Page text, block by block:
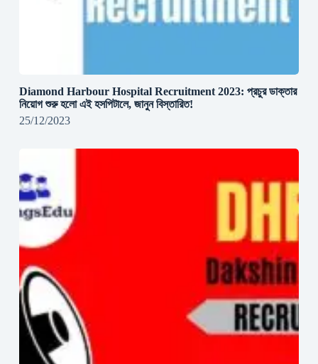
Diamond Harbour Hospital Recruitment 2023: প্রচুর ডাক্তার
নিয়োগ শুরু হলো এই হসপিটালে, জানুন বিস্তারিত!
25/12/2023